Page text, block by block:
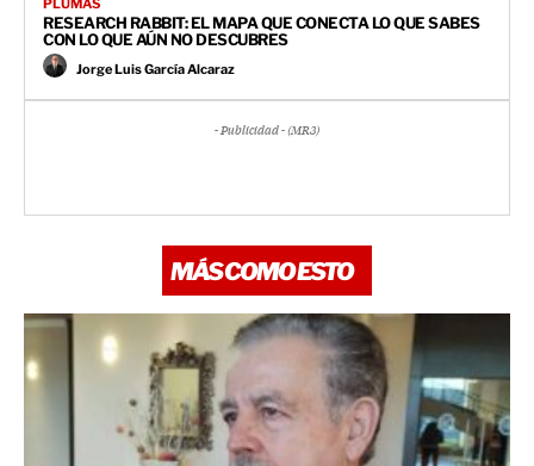
PLUMAS
RESEARCH RABBIT: EL MAPA QUE CONECTA LO QUE SABES
CON LO QUE AÚN NO DESCUBRES
Jorge Luis García Alcaraz
- Publicidad - (MR3)
MÁS COMO ESTO